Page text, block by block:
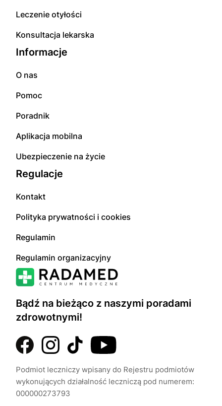
Bądź na bieżąco z naszymi poradami
zdrowotnymi!
Podmiot leczniczy wpisany do Rejestru podmiotów
wykonujących działalność leczniczą pod numerem:
000000273793
Leczenie otyłości
Konsultacja lekarska
Informacje
O nas
Pomoc
Poradnik
Aplikacja mobilna
Ubezpieczenie na życie
Regulacje
Kontakt
Polityka prywatności i cookies
Regulamin
Regulamin organizacyjny